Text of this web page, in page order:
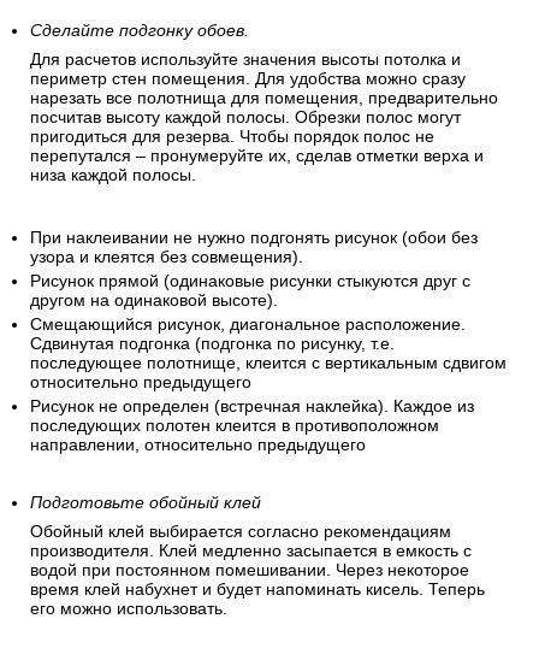
Сделайте подгонку обоев.
Для расчетов используйте значения высоты потолка и
периметр стен помещения. Для удобства можно сразу
нарезать все полотнища для помещения, предварительно
посчитав высоту каждой полосы. Обрезки полос могут
пригодиться для резерва. Чтобы порядок полос не
перепутался – пронумеруйте их, сделав отметки верха и
низа каждой полосы.
При наклеивании не нужно подгонять рисунок (обои без
узора и клеятся без совмещения).
Рисунок прямой (одинаковые рисунки стыкуются друг с
другом на одинаковой высоте).
Смещающийся рисунок, диагональное расположение.
Сдвинутая подгонка (подгонка по рисунку, т.е.
последующее полотнище, клеится с вертикальным сдвигом
относительно предыдущего
Рисунок не определен (встречная наклейка). Каждое из
последующих полотен клеится в противоположном
направлении, относительно предыдущего
Подготовьте обойный клей
Обойный клей выбирается согласно рекомендациям
производителя. Клей медленно засыпается в емкость с
водой при постоянном помешивании. Через некоторое
время клей набухнет и будет напоминать кисель. Теперь
его можно использовать.